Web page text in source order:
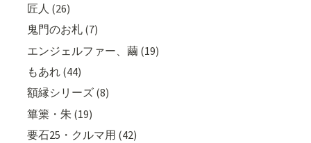
匠人 (26)
鬼門のお札 (7)
エンジェルファー、繭 (19)
もあれ (44)
額縁シリーズ (8)
篳篥・朱 (19)
要石25・クルマ用 (42)